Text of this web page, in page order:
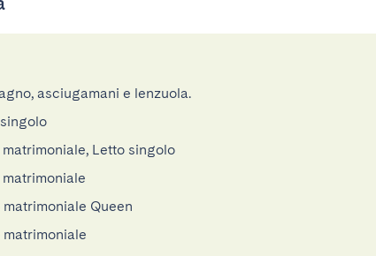
asciugamani e lenzuola.
Letto singolo
matrimoniale Queen
matrimoniale